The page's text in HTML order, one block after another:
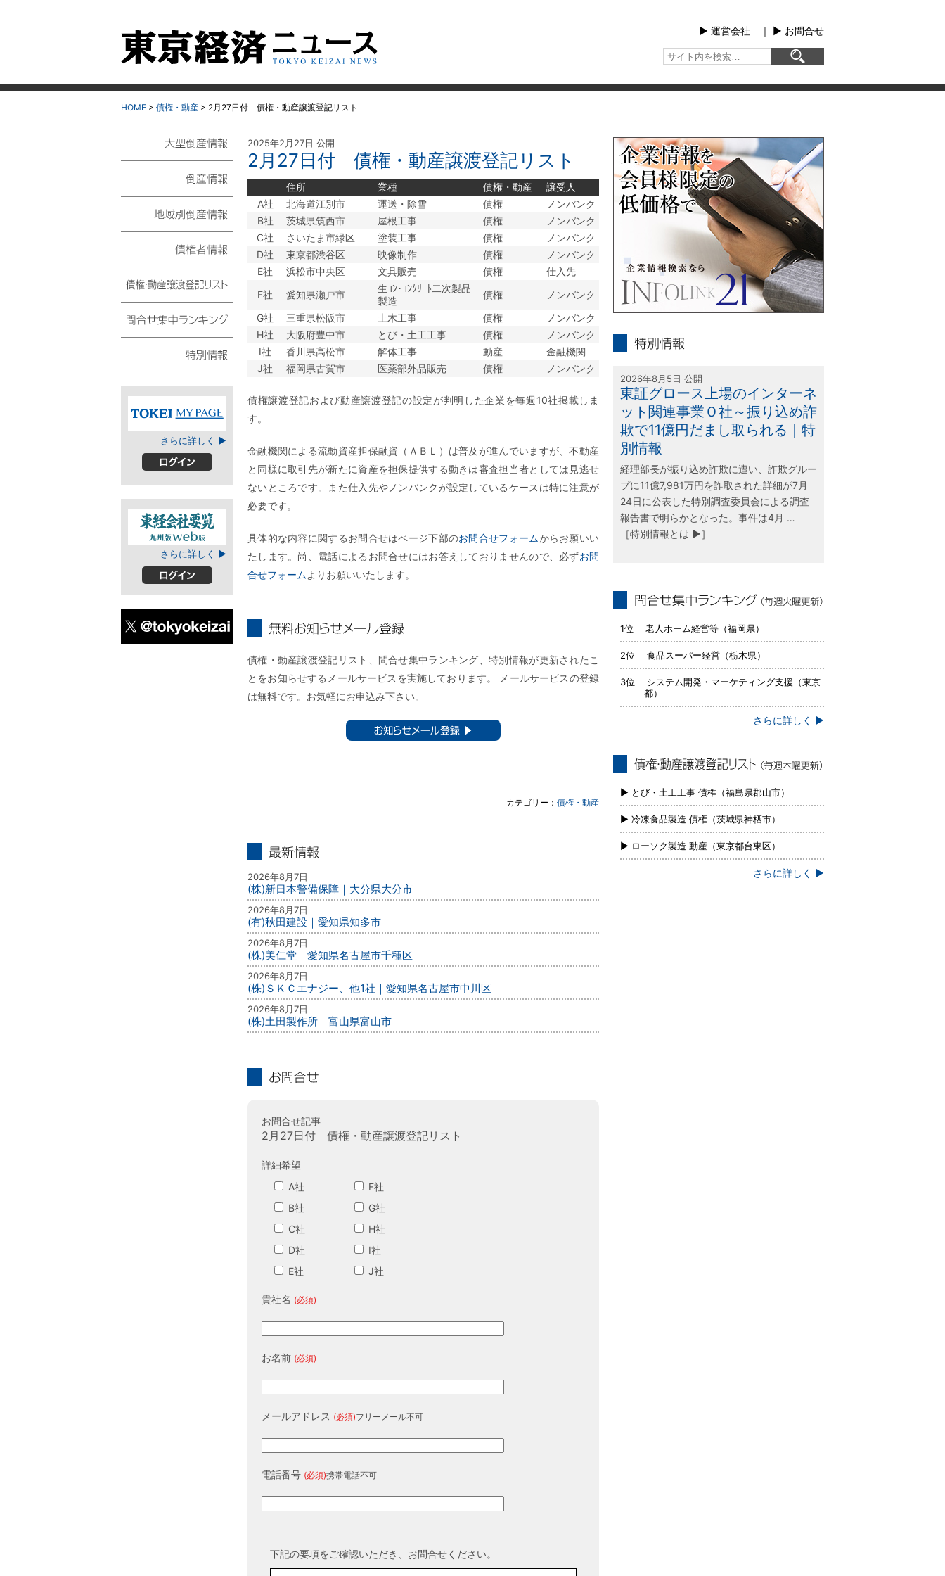
▶︎ 運営会社 ｜ ▶︎ お問合せ
HOME > 債権・動産 > 2月27日付 債権・動産譲渡登記リスト
2025年2月27日 公開
2月27日付 債権・動産譲渡登記リスト
住所 業種 債権・動産
譲受人
A社
北海道江別市 運送・除雪 債権
ノンバンク
B社
茨城県筑西市 屋根工事 債権
ノンバンク
C社
さいたま市緑区 塗装工事 債権
ノンバンク
D社
東京都渋谷区 映像制作 債権
ノンバンク
E社
浜松市中央区 文具販売 債権
仕入先
F社
愛知県瀬戸市
生ｺﾝ･ｺﾝｸﾘｰﾄ二次製品
製造
債権
ノンバンク
G社
三重県松阪市 土木工事 債権
ノンバンク
H社
大阪府豊中市 とび・土工工事 債権
ノンバンク
I社
香川県高松市 解体工事 動産
金融機関
J社
福岡県古賀市 医薬部外品販売 債権 ノンバンク
債権譲渡登記および動産譲渡登記の設定が判明した企業を毎週10社掲載しま
す。
金融機関による流動資産担保融資（ＡＢＬ）は普及が進んでいますが、不動産
と同様に取引先が新たに資産を担保提供する動きは審査担当者としては見逃せ
ないところです。また仕入先やノンバンクが設定しているケースは特に注意が
必要です。
具体的な内容に関するお問合せはページ下部のお問合せフォームからお願いい
たします。尚、電話によるお問合せにはお答えしておりませんので、必ずお問
合せフォームよりお願いいたします。
債権・動産譲渡登記リスト、問合せ集中ランキング、特別情報が更新されたこ
とをお知らせするメールサービスを実施しております。 メールサービスの登録
は無料です。お気軽にお申込み下さい。
カテゴリー： 債権・動産
2026年8月7日
(株)新日本警備保障｜大分県大分市
2026年8月7日
(有)秋田建設｜愛知県知多市
2026年8月7日
(株)美仁堂｜愛知県名古屋市千種区
2026年8月7日
(株)ＳＫＣエナジー、他1社｜愛知県名古屋市中川区
2026年8月7日
(株)土田製作所｜富山県富山市
お問合せ記事
2月27日付 債権・動産譲渡登記リスト
詳細希望
A社
B社
C社
D社
E社
F社
G社
H社
I社
J社
貴社名 (必須)
お名前 (必須)
メールアドレス (必須)フリーメール不可
電話番号 (必須)携帯電話不可
下記の要項をご確認いただき、お問合せください。
スト
TOKEIマイページ
さらに詳しく ▶
東経会社要覧web
さらに詳しく ▶
ログイン
2026年8月5日 公開
東証グロース上場のインターネ
ット関連事業Ｏ社～振り込め詐
欺で11億円だまし取られる｜特
別情報
経理部長が振り込め詐欺に遭い、詐欺グルー
プに11億7,981万円を詐取された詳細が7月
24日に公表した特別調査委員会による調査
報告書で明らかとなった。事件は4月 …
［特別情報とは ▶］
1位 老人ホーム経営等（福岡県）
2位 食品スーパー経営（栃木県）
3位 システム開発・マーケティング支援（東京
都）
さらに詳しく ▶
新）
▶ とび・土工工事 債権（福島県郡山市）
▶ 冷凍食品製造 債権（茨城県神栖市）
▶ ローソク製造 動産（東京都台東区）
さらに詳しく ▶